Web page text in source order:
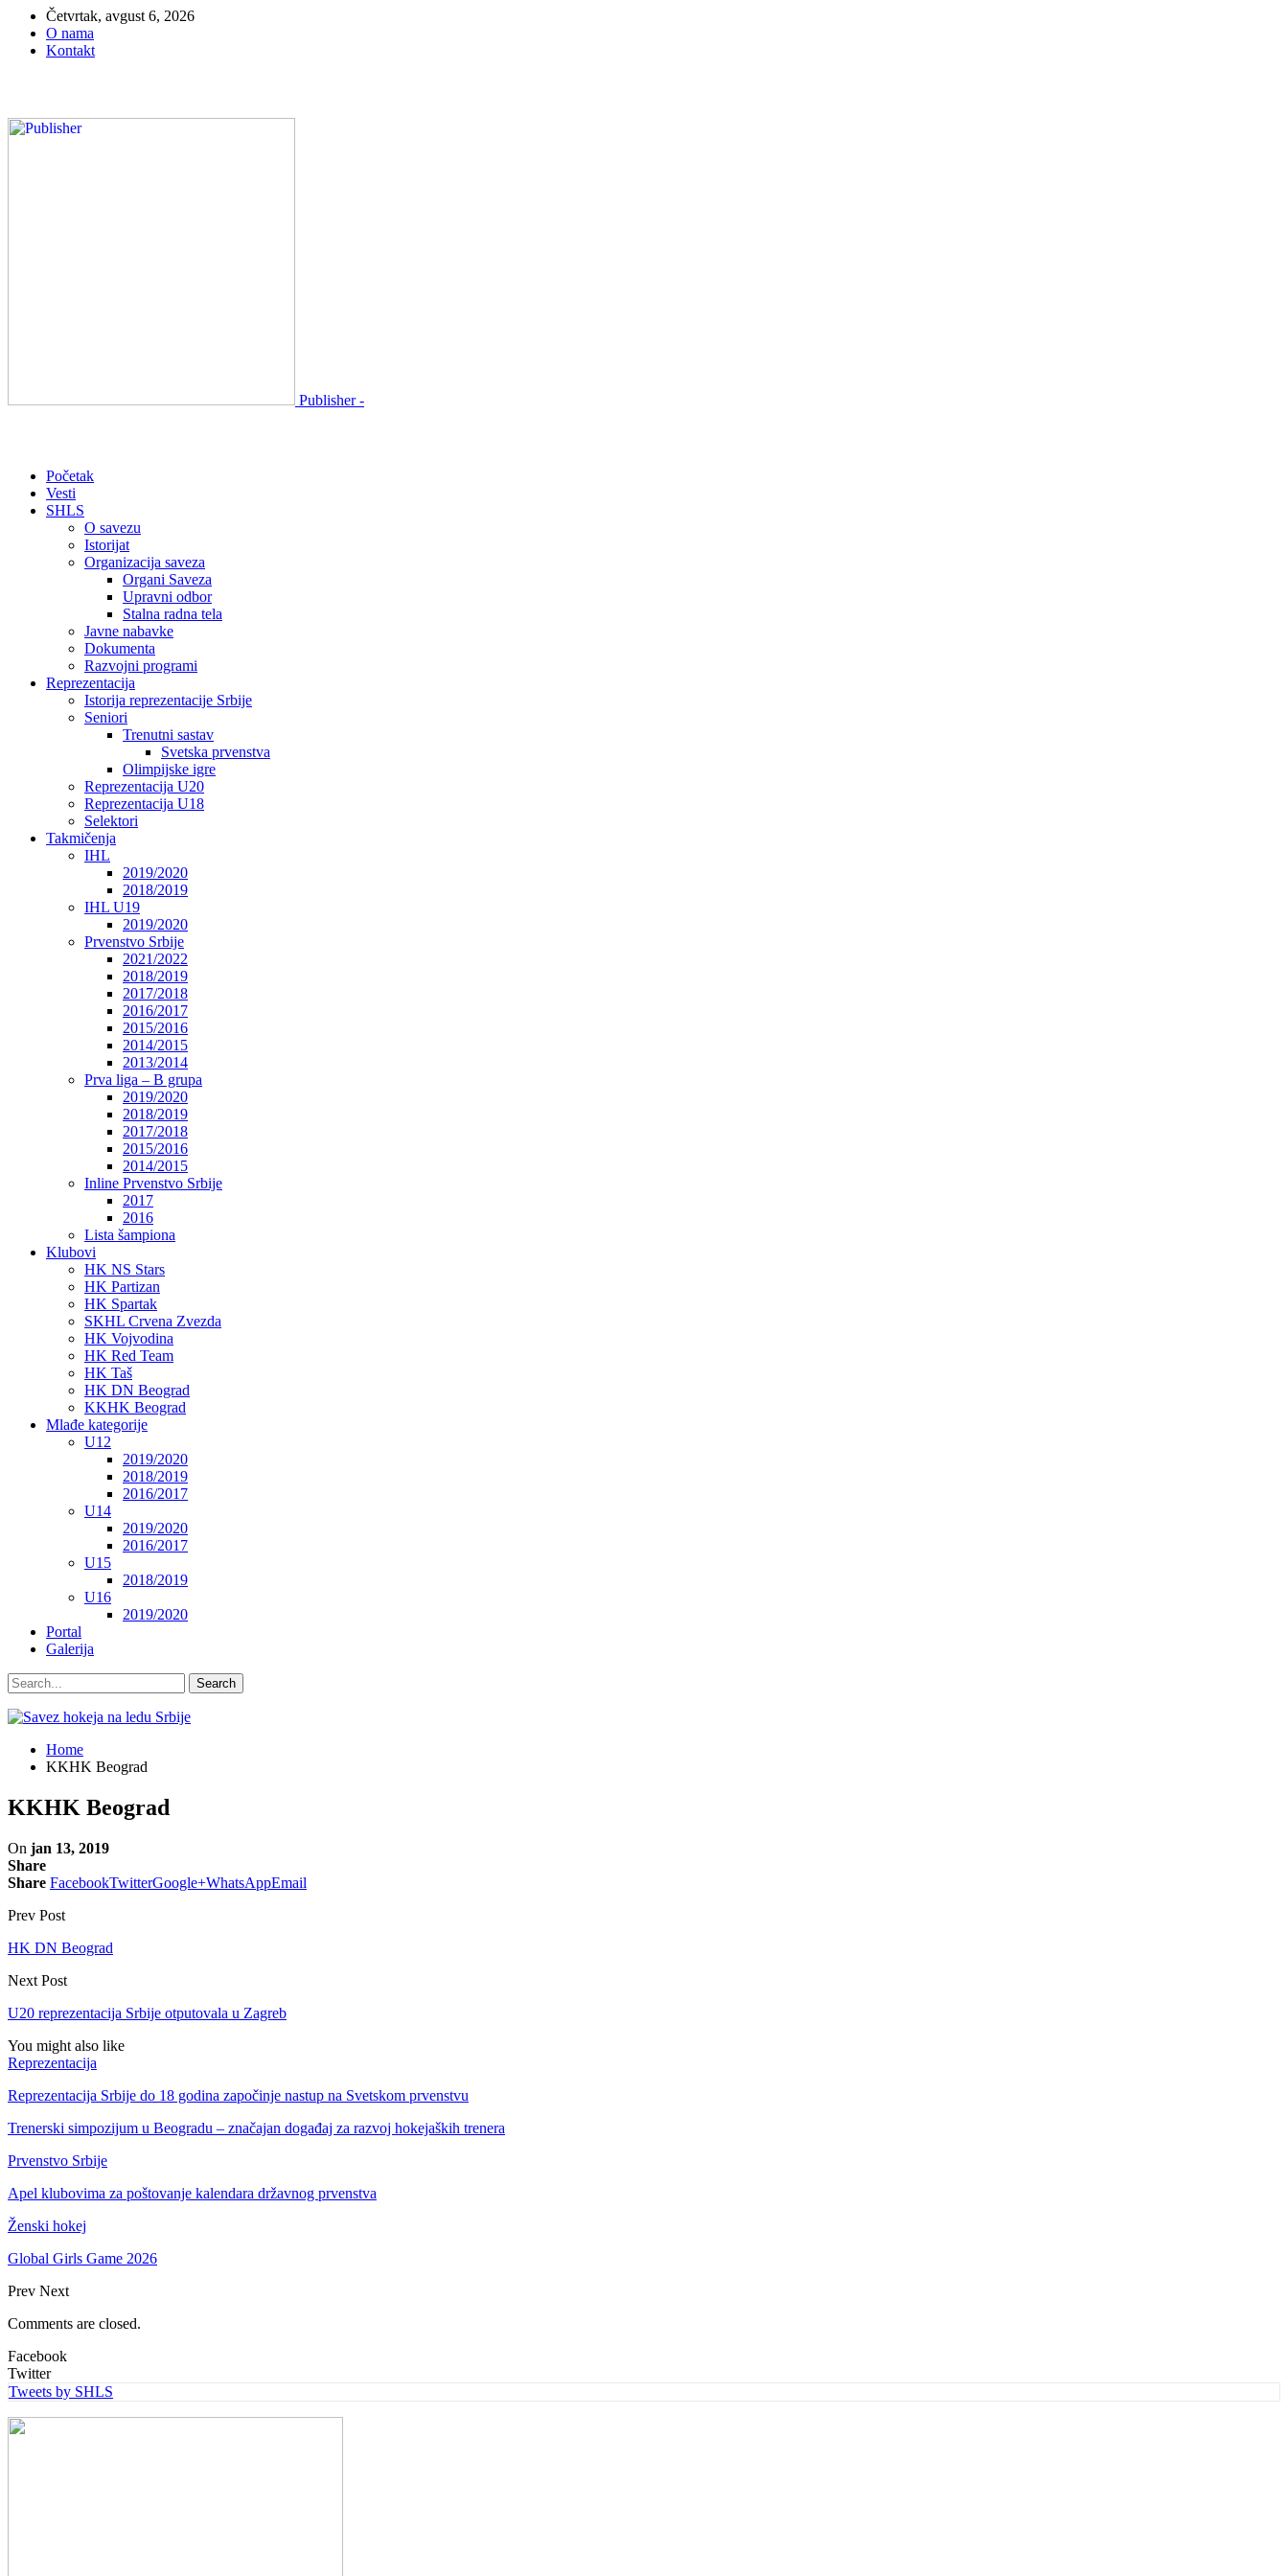
Četvrtak, avgust 6, 2026
O nama
Kontakt
Publisher -
Početak
Vesti
SHLS
O savezu
Istorijat
Organizacija saveza
Organi Saveza
Upravni odbor
Stalna radna tela
Javne nabavke
Dokumenta
Razvojni programi
Reprezentacija
Istorija reprezentacije Srbije
Seniori
Trenutni sastav
Svetska prvenstva
Olimpijske igre
Reprezentacija U20
Reprezentacija U18
Selektori
Takmičenja
IHL
2019/2020
2018/2019
IHL U19
2019/2020
Prvenstvo Srbije
2021/2022
2018/2019
2017/2018
2016/2017
2015/2016
2014/2015
2013/2014
Prva liga – B grupa
2019/2020
2018/2019
2017/2018
2015/2016
2014/2015
Inline Prvenstvo Srbije
2017
2016
Lista šampiona
Klubovi
HK NS Stars
HK Partizan
HK Spartak
SKHL Crvena Zvezda
HK Vojvodina
HK Red Team
HK Taš
HK DN Beograd
KKHK Beograd
Mlađe kategorije
U12
2019/2020
2018/2019
2016/2017
U14
2019/2020
2016/2017
U15
2018/2019
U16
2019/2020
Portal
Galerija
Home
KKHK Beograd
KKHK Beograd
On jan 13, 2019
Share
Share FacebookTwitterGoogle+WhatsAppEmail
Prev Post
HK DN Beograd
Next Post
U20 reprezentacija Srbije otputovala u Zagreb
You might also like
Reprezentacija
Reprezentacija Srbije do 18 godina započinje nastup na Svetskom prvenstvu
Trenerski simpozijum u Beogradu – značajan događaj za razvoj hokejaških trenera
Prvenstvo Srbije
Apel klubovima za poštovanje kalendara državnog prvenstva
Ženski hokej
Global Girls Game 2026
Prev Next
Comments are closed.
Facebook
Twitter
Tweets by SHLS